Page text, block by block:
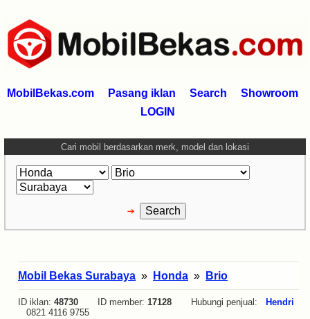
MobilBekas.com Pasang iklan Search
Showroom
LOGIN
Cari mobil berdasarkan merk, model dan lokasi
Mobil Bekas Surabaya » Honda » Brio
ID iklan: 48730 ID member: 17128 Hubungi penjual:
Hendri
0821 4116 9755